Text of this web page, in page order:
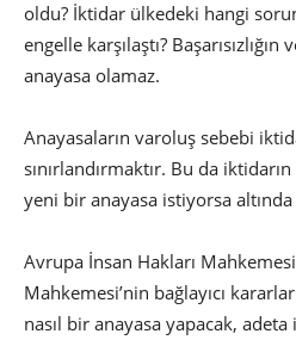
oldu? İktidar ülkedeki hangi
engelle karşılaştı?
anayasa olamaz.
Anayasaların varoluş sebebi
sınırlandırmaktır. Bu da
yeni bir anayasa istiyorsa
Avrupa İnsan Hakları
Mahkemesi’nin bağlayıcı
nasıl bir anayasa yapacak,